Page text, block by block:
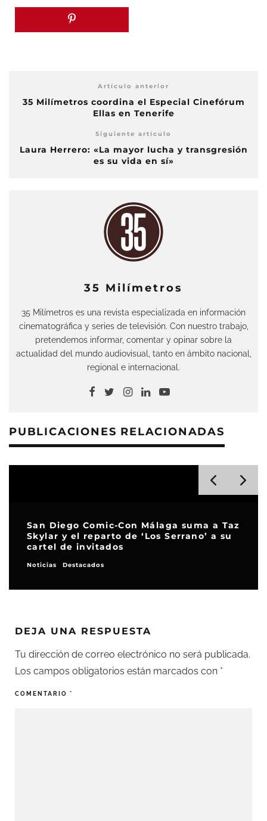
Artículo anterior
35 Milímetros coordina el Especial Cinefórum
Ellas en Tenerife
Siguiente artículo
Laura Herrero: «La mayor lucha y transgresión
es su vida en sí»
35 Milímetros
35 Milímetros es una revista especializada en información
cinematográfica y series de televisión. Con nuestro trabajo,
pretendemos informar, comentar y opinar sobre la
actualidad del mundo audiovisual, tanto en ámbito nacional,
regional e internacional.
PUBLICACIONES RELACIONADAS
San Diego Comic-Con Málaga suma a Taz
Skylar y el reparto de ‘Los Serrano’ a su
cartel de invitados
Noticias Destacados
DEJA UNA RESPUESTA
Tu dirección de correo electrónico no será publicada.
Los campos obligatorios están marcados con *
COMENTARIO *